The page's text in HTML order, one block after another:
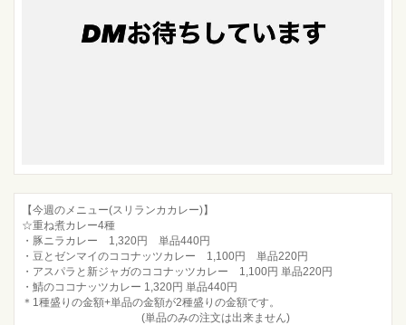
【今週のメニュー(スリランカカレー)】
☆重ね煮カレー4種
・豚ニラカレー 1,320円 単品440円
・豆とゼンマイのココナッツカレー 1,100円 単品220円
・アスパラと新ジャガのココナッツカレー 1,100円 単品220円
・鯖のココナッツカレー 1,320円 単品440円
＊1種盛りの金額+単品の金額が2種盛りの金額です。
(単品のみの注文は出来ません)